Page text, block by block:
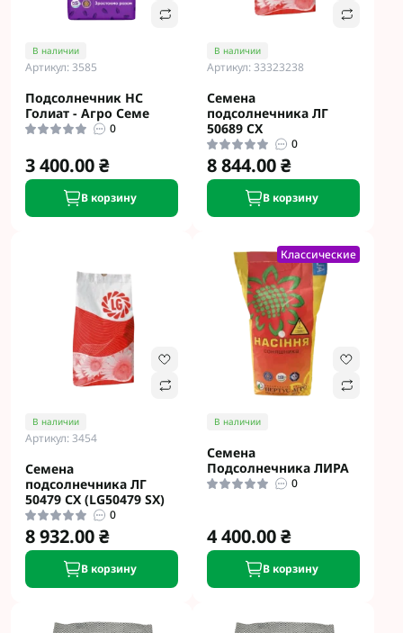
В наличии
Артикул: 3585
Подсолнечник НС
Голиат - Агро Семе
0
3 400.00 ₴
В корзину
В наличии
Артикул: 33323238
Семена
подсолнечника ЛГ
50689 CX
0
8 844.00 ₴
В корзину
В наличии
Артикул: 3454
Семена
подсолнечника ЛГ
50479 СХ (LG50479 SX)
0
8 932.00 ₴
В корзину
Классические
В наличии
Семена
Подсолнечника ЛИРА
0
4 400.00 ₴
В корзину